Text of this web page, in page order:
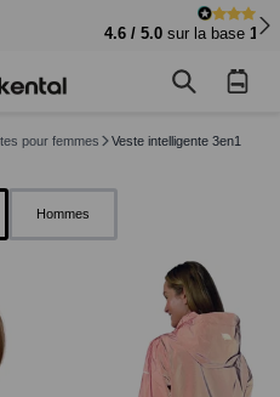
évaluations
Panier
d'achat
pour femmes Veste intelligente 3en1
Hommes